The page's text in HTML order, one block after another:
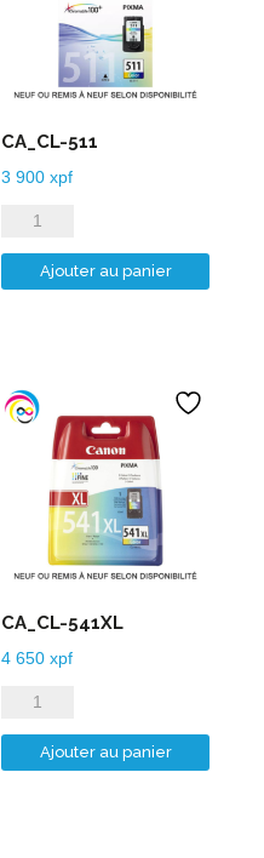
CA_CL-511
3 900xpf
quantité
de
CA_CL-
Ajouter au panier
CA_CL-541XL
4 650xpf
quantité
de
CA_CL-
Ajouter au panier